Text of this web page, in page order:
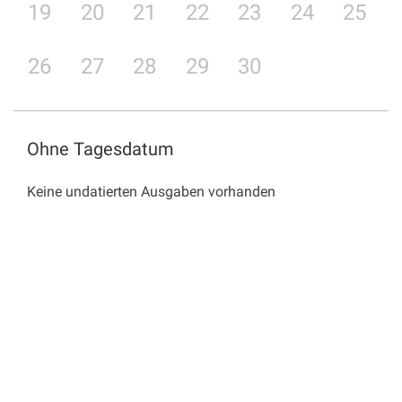
19 20 21 22 23 24 25
26 27 28 29 30
Ohne Tagesdatum
Keine undatierten Ausgaben vorhanden